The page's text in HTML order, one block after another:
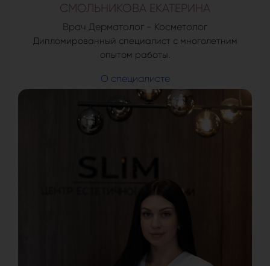
СМОЛЬНИКОВА ЕКАТЕРИНА
Врач Дерматолог - Косметолог
Дипломированный специалист с многолетним
опытом работы.
О специалисте